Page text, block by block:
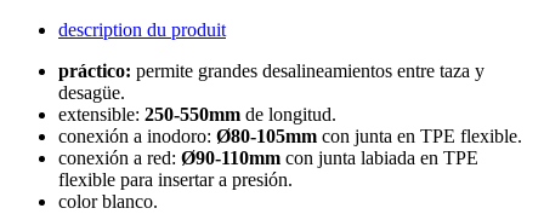
description du produit
práctico: permite grandes desalineamientos entre taza y
desagüe.
extensible: 250-550mm de longitud.
conexión a inodoro: Ø80-105mm con junta en TPE flexible.
conexión a red: Ø90-110mm con junta labiada en TPE
flexible para insertar a presión.
color blanco.